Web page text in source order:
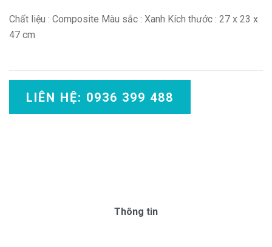
Chất liệu : Composite Màu sắc : Xanh Kích thước : 27 x 23 x
47 cm
LIÊN HỆ: 0936 399 488
Thông tin